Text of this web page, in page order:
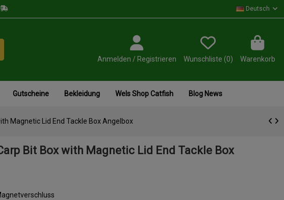
Deutsch
Anmelden / Registrieren Wunschliste (0) Warenkorb
Gutscheine Bekleidung Wels Shop Catfish Blog News
Magnetic Lid End Tackle Box Angelbox
Bit Box with Magnetic Lid End Tackle Box